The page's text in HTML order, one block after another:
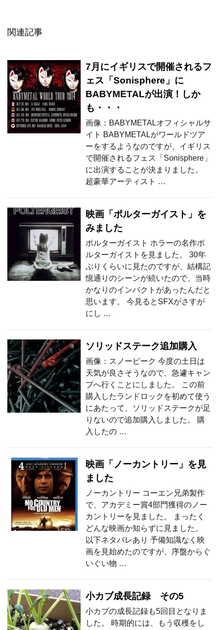
関連記事
7月にイギリスで開催されるフ
ェス「Sonisphere」に
BABYMETALが出演！しか
も・・・
画像：BABYMETALオフィシャルサ
イト BABYMETALがワールドツア
ーをするようなのですが、イギリス
で開催されるフェス「Sonisphere」
に出演することが決まりました。
超豪華アーティスト …
映画「ポルターガイスト」を
みました
ポルターガイスト ホラーの名作ポ
ルターガイストを見ました。 30年
ぶりくらいに見たのですが、結構記
憶通りのシーンが続いたので、当時
かなりのインパクトがあったんだと
思います。 今見るとSFXがさすが
にし …
ソリッドステーク追加購入
画像：スノーピーク 今度の土日は
天気が良さそうなので、急遽キャン
プへ行くことにしました。 この前
購入したランドロックを初めて使う
にあたって、ソリッドステークが足
りないので追加購入しました。 購
入したの …
映画「ノーカントリー」を見
ました
ノーカントリー コーエン兄弟製作
で、アカデミー賞4部門獲得のノー
カントリーを見ました。 まったく
どんな映画か知らずに見ました。
以下ネタバレあり 予備知識なく映
画を見始めたのですが、序盤からぐ
いぐい物 …
小カブ成長記録 その5
小カブの成長記録も5回目となりま
した。 時期的には、もう収穫をし